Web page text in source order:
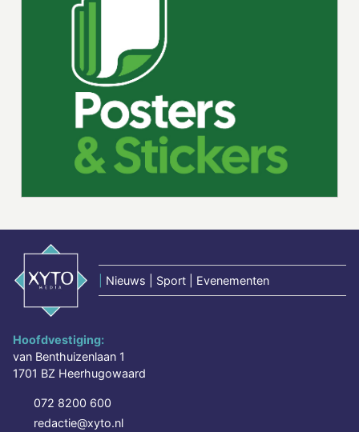
Nieuws | Sport | Evenementen
Hoofdvestiging:
van Benthuizenlaan 1
1701 BZ Heerhugowaard
072 8200 600
redactie@xyto.nl